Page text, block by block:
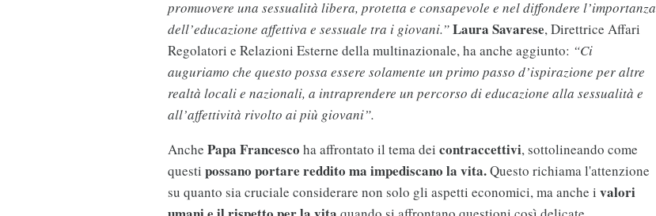
promuovere una sessualità libera, protetta e consapevole e nel diffondere l’importanza
dell’educazione affettiva e sessuale tra i giovani.”Laura Savarese, Direttrice Affari
Regolatori e Relazioni Esterne della multinazionale, ha anche aggiunto: “Ci
auguriamo che questo possa essere solamente un primo passo d’ispirazione per altre
realtà locali e nazionali, a intraprendere un percorso di educazione alla sessualità e
all’affettività rivolto ai più giovani”.
Anche Papa Francesco ha affrontato il tema dei contraccettivi, sottolineando come
questi possano portare reddito ma impediscano la vita.Questo richiama l'attenzione
su quanto sia cruciale considerare non solo gli aspetti economici, ma anche i valori